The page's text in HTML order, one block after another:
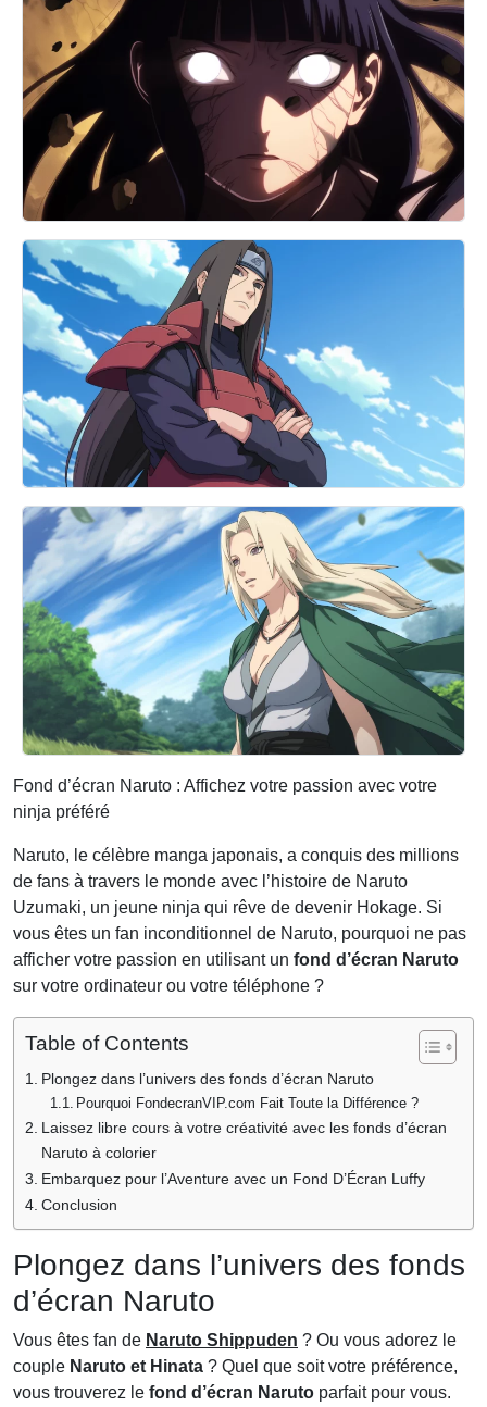
Fond d’écran Naruto : Affichez votre passion avec votre
ninja préféré
Naruto, le célèbre manga japonais, a conquis des millions
de fans à travers le monde avec l’histoire de Naruto
Uzumaki, un jeune ninja qui rêve de devenir Hokage. Si
vous êtes un fan inconditionnel de Naruto, pourquoi ne pas
afficher votre passion en utilisant un fond d’écran Naruto
sur votre ordinateur ou votre téléphone ?
Table of Contents
Plongez dans l’univers des fonds d’écran Naruto
Pourquoi FondecranVIP.com Fait Toute la Différence ?
Laissez libre cours à votre créativité avec les fonds d’écran
Naruto à colorier
Embarquez pour l’Aventure avec un Fond D’Écran Luffy
Conclusion
Plongez dans l’univers des fonds
d’écran Naruto
Vous êtes fan de Naruto Shippuden ? Ou vous adorez le
couple Naruto et Hinata ? Quel que soit votre préférence,
vous trouverez le fond d’écran Naruto parfait pour vous.